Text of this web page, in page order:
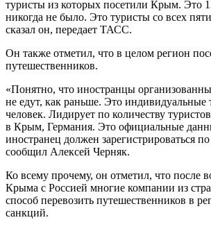
туристы из которых посетили Крым. Это
никогда не было. Это туристы со всех
сказал он, передает ТАСС.
Он также отметил, что в целом регион
путешественников.
«Понятно, что иностранцы
не едут, как раньше. Это индивидуальные
человек. Лидирует по количеству
в Крым, Германия. Это официальные
иностранец должен зарегистрироваться
сообщил Алексей Черняк.
Ко всему прочему, он отметил, что после
Крыма с Россией многие компании из
способ перевозить путешественников в
санкций.